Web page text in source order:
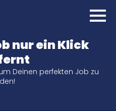
nur ein Klick
Deinen perfekten Job zu